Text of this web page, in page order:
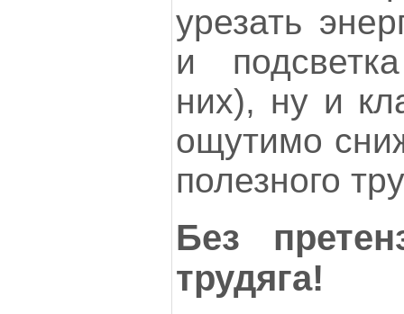
урезать
и
них), ну и
ощутимо
полезного
Без
трудяга!